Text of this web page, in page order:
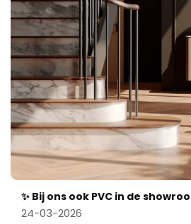
✨ Bij ons ook PVC in de
24-03-2026